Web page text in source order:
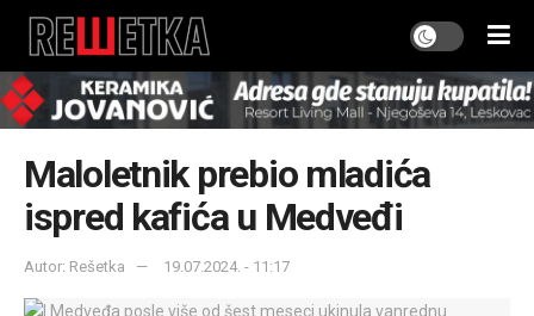
Maloletnik prebio mladića
ispred kafića u Medveđi
Autor: Rešetka 19.07.2024. - 11:17